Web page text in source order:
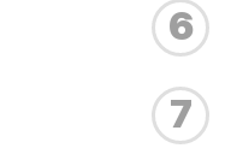
6
7